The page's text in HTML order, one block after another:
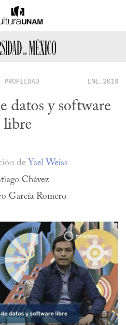
PROPIEDAD ENE.2018
datos y software
libre
de Yael Weiss
Chávez
García Romero